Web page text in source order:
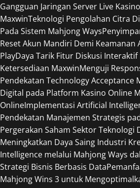
Gangguan Jaringan Server Live Kasino
MaxwinTeknologi Pengolahan Citra
Pada Sistem Mahjong Ways
Reset Akun Mandiri Demi Keamanan
PlayDaya Tarik Fitur Diskusi Interaktif
Ketersediaan MaxwinMenguji
Pendekatan Technology Acceptance
Digital pada Platform Kasino Online
OnlineImplementasi Artificial
Pendekatan Manajemen Strategis
Pergerakan Saham Sektor
Meningkatkan Daya Saing Industri
Intelligence melalui Mahjong Ways
Strategi Bisnis Berbasis Data
Mahjong Wins 3 untuk